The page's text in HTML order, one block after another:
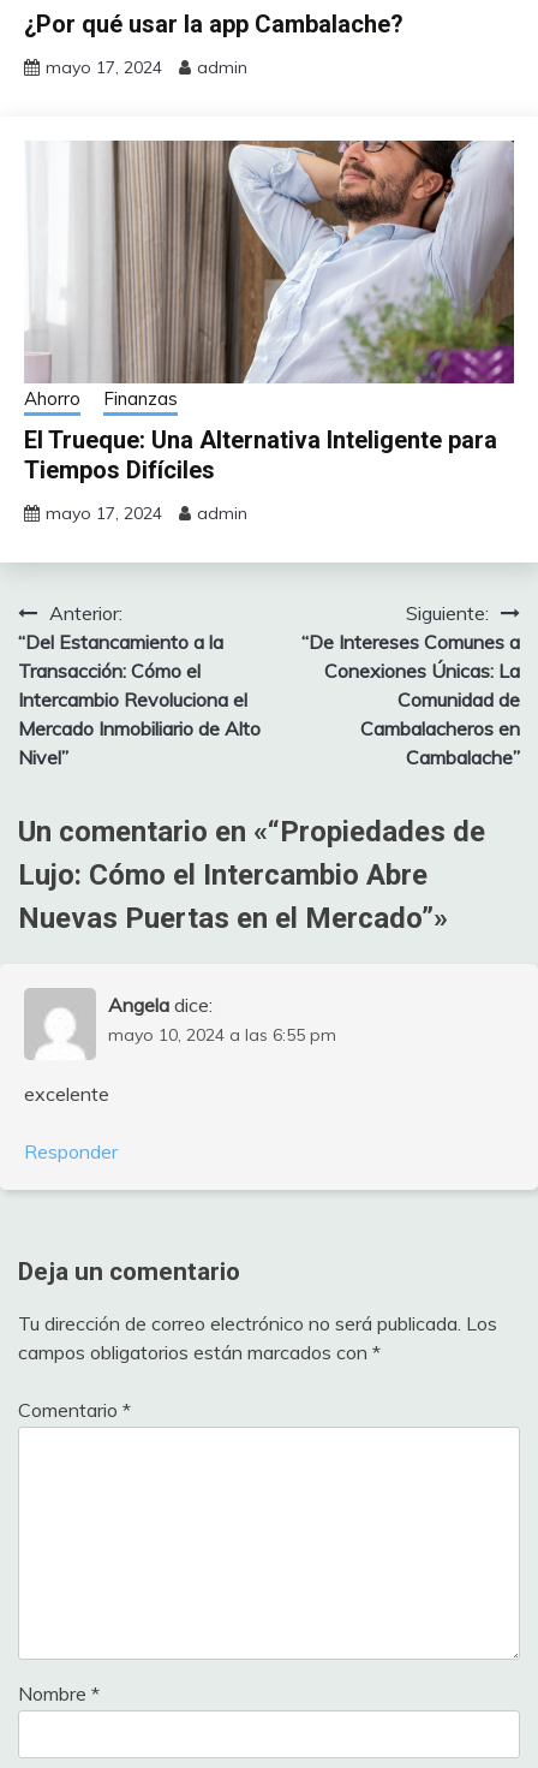
¿Por qué usar la app Cambalache?
mayo 17, 2024 admin
Ahorro Finanzas
El Trueque: Una Alternativa Inteligente para
Tiempos Difíciles
mayo 17, 2024 admin
Navegación
de
entradas
Anterior:
“Del Estancamiento a la
Transacción: Cómo el
Intercambio Revoluciona el
Mercado Inmobiliario de Alto
Nivel”
Siguiente:
“De Intereses Comunes a
Conexiones Únicas: La
Comunidad de
Cambalacheros en
Cambalache”
Un comentario en «“Propiedades de
Lujo: Cómo el Intercambio Abre
Nuevas Puertas en el Mercado”»
Angela dice:
mayo 10, 2024 a las 6:55 pm
excelente
Responder
Deja un comentario
Tu dirección de correo electrónico no será publicada. Los
campos obligatorios están marcados con *
Comentario *
Nombre *